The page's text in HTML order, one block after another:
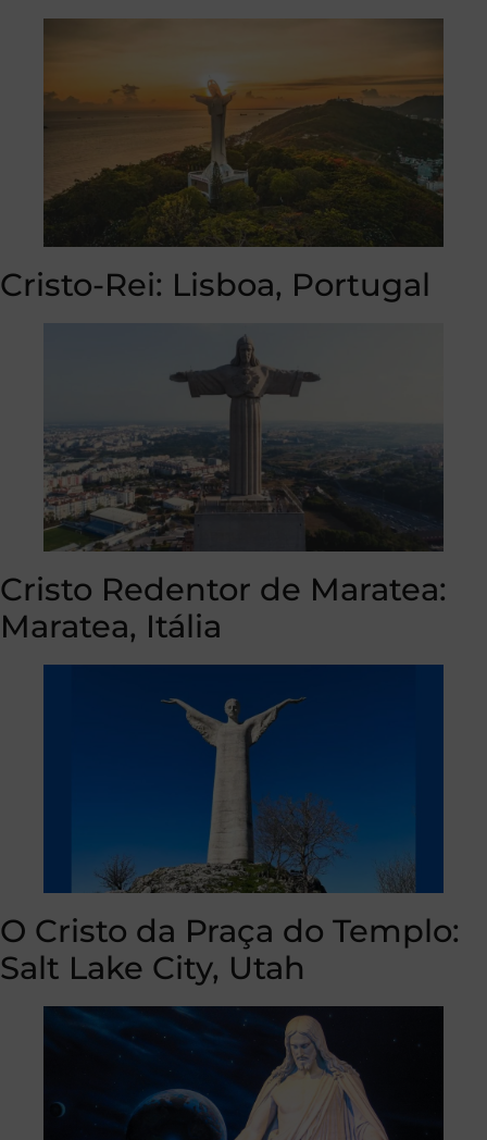
Cristo-Rei: Lisboa, Portugal
Cristo Redentor de Maratea:
Maratea, Itália
O Cristo da Praça do Templo:
Salt Lake City, Utah